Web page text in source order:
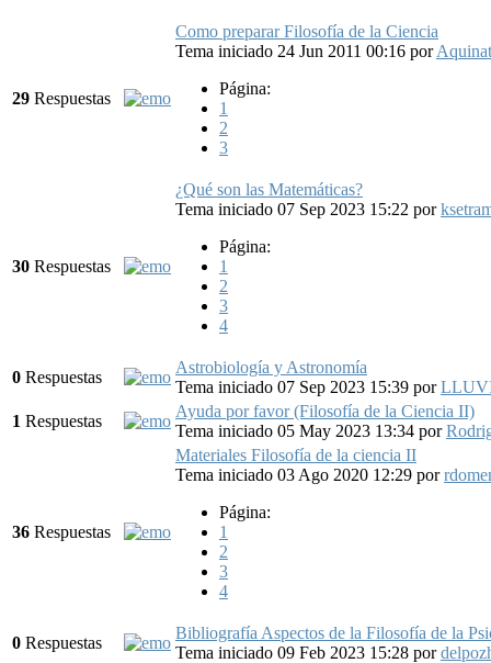
29 Respuestas
Como preparar Filosofía de la Ciencia
Tema iniciado 24 Jun 2011 00:16 por
Página:
1
2
3
30 Respuestas
¿Qué son las Matemáticas?
Tema iniciado 07 Sep 2023 15:22 por
Página:
1
2
3
4
0 Respuestas
Astrobiología y Astronomía
Tema iniciado 07 Sep 2023 15:39 por
1 Respuestas
Ayuda por favor (Filosofía de la Ciencia II)
Tema iniciado 05 May 2023 13:34 por
36 Respuestas
Materiales Filosofía de la ciencia II
Tema iniciado 03 Ago 2020 12:29 por
Página:
1
2
3
4
0 Respuestas
Bibliografía Aspectos de la Filosofía de la
Tema iniciado 09 Feb 2023 15:28 por